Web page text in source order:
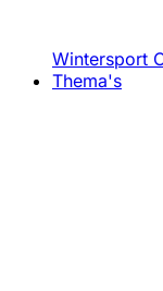
Wintersport
Thema's